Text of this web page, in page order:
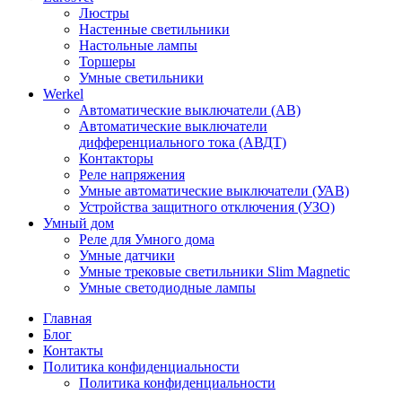
Люстры
Настенные светильники
Настольные лампы
Торшеры
Умные светильники
Werkel
Автоматические выключатели (АВ)
Автоматические выключатели
дифференциального тока (АВДТ)
Контакторы
Реле напряжения
Умные автоматические выключатели (УАВ)
Устройства защитного отключения (УЗО)
Умный дом
Реле для Умного дома
Умные датчики
Умные трековые светильники Slim Magnetic
Умные светодиодные лампы
Главная
Блог
Контакты
Политика конфиденциальности
Политика конфиденциальности